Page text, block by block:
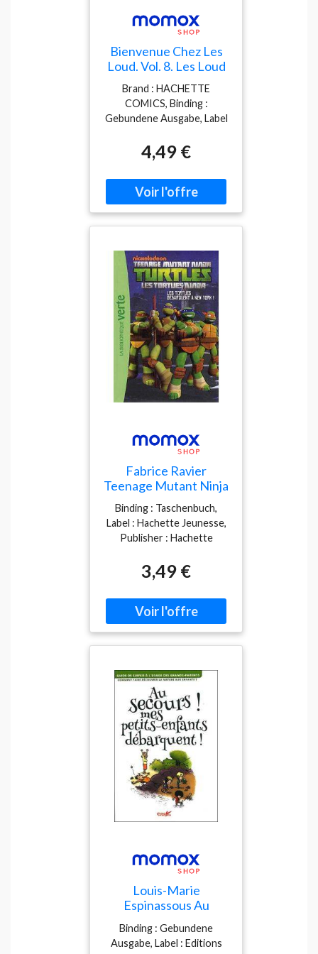
Bienvenue Chez Les
Loud. Vol. 8. Les Loud
Débarquent À La Casa
!
Brand : HACHETTE
COMICS, Binding :
Gebundene Ausgabe, Label
Publisher : HACHETTE
COMICS, medium :
Gebundene Ausgabe,
numberOfPages : 56,
publicationDate : 2020-01-
15, translators : Laure
2017044768
4,49 €
Fabrice Ravier
Teenage Mutant Ninja
Turtles : Les Tortues
Ninja. Vol. 1. Les
Tortues Débarquent À
New York !
Binding : Taschenbuch,
Label : Hachette Jeunesse,
Publisher : Hachette
Taschenbuch,
publicationDate : 2013-09-
11, authors : Fabrice Ravier,
languages : french, ISBN :
2012039820
3,49 €
Louis-Marie
Espinassous Au
Enfants Débarquent !
: Guide De Survie À
Binding : Gebundene
Ausgabe, Label : Editions